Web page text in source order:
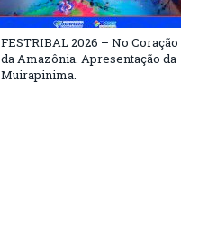
FESTRIBAL 2026 – No Coração
da Amazônia. Apresentação da
Muirapinima.